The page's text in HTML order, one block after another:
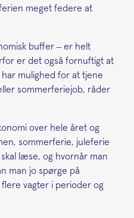
meget federe at
buffer – er helt
er det også fornuftigt at
mulighed for at tjene
sommerferiejob, råder
over hele året og
sommerferie, juleferie
læse, og hvornår man
man jo spørge på
vagter i perioder og